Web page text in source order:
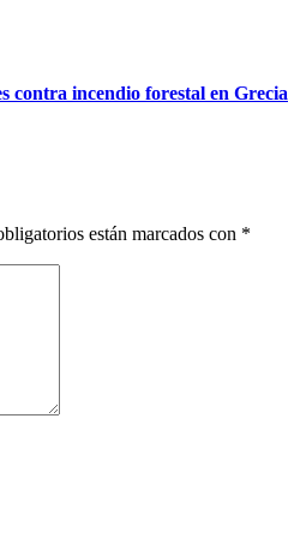
contra incendio forestal en Grecia
están marcados con *